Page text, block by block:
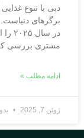
دبی با تنوع
برگرهای دنیاست.
در
مشتری بررسی
ادامه مطلب »
ژوئن 7, 2025